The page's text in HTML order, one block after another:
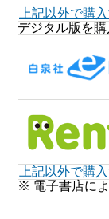
上記以外で購
デジタル版を購
上記以外で購
※ 電子書店に